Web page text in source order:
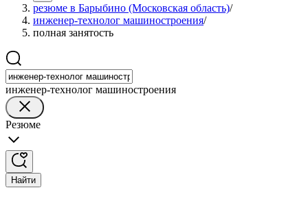
резюме в Барыбино (Московская область)/
инженер-технолог машиностроения/
полная занятость
инженер-технолог машиностроения
Резюме
Найти